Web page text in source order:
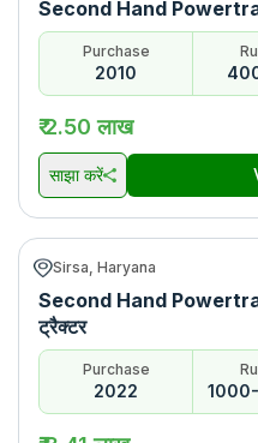
Second Hand
Purchase
2010
₹ 2.50 लाख
साझा करें
Sirsa, Haryana
Second Hand
ट्रैक्टर
Purchase
2022